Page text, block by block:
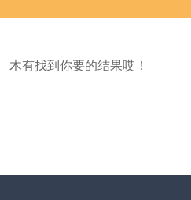
木有找到你要的结果哎！